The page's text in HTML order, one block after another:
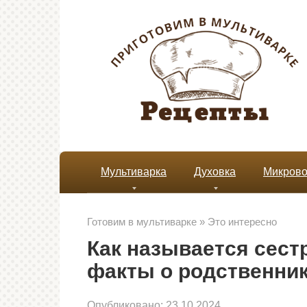
Мультиварка Духовка
Готовим в мультиварке » Это интересно
Как называется
факты о